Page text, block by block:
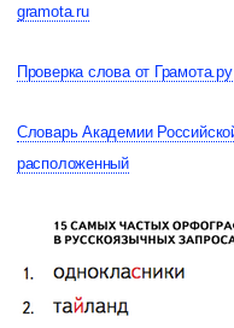
gramota.ru
Проверка слова от Грамота.ру
Словарь Академии
расположенный